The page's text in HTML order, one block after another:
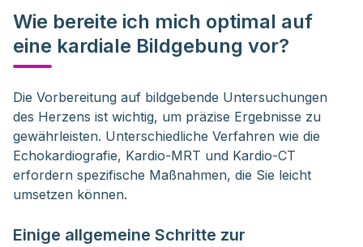
Wie bereite ich mich optimal auf
eine kardiale Bildgebung vor?
Die Vorbereitung auf bildgebende Untersuchungen
des Herzens ist wichtig, um präzise Ergebnisse zu
gewährleisten. Unterschiedliche Verfahren wie die
Echokardiografie, Kardio-MRT und Kardio-CT
erfordern spezifische Maßnahmen, die Sie leicht
umsetzen können.
Einige allgemeine Schritte zur